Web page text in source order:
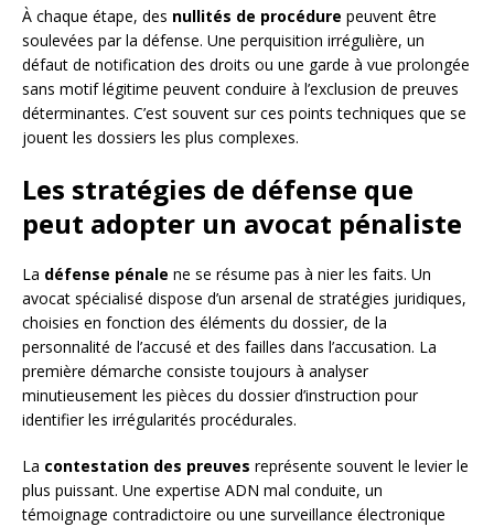
À chaque étape, des nullités de procédure peuvent être
soulevées par la défense. Une perquisition irrégulière, un
défaut de notification des droits ou une garde à vue prolongée
sans motif légitime peuvent conduire à l’exclusion de preuves
déterminantes. C’est souvent sur ces points techniques que se
jouent les dossiers les plus complexes.
Les stratégies de défense que
peut adopter un avocat pénaliste
La défense pénale ne se résume pas à nier les faits. Un
avocat spécialisé dispose d’un arsenal de stratégies juridiques,
choisies en fonction des éléments du dossier, de la
personnalité de l’accusé et des failles dans l’accusation. La
première démarche consiste toujours à analyser
minutieusement les pièces du dossier d’instruction pour
identifier les irrégularités procédurales.
La contestation des preuves représente souvent le levier le
plus puissant. Une expertise ADN mal conduite, un
témoignage contradictoire ou une surveillance électronique